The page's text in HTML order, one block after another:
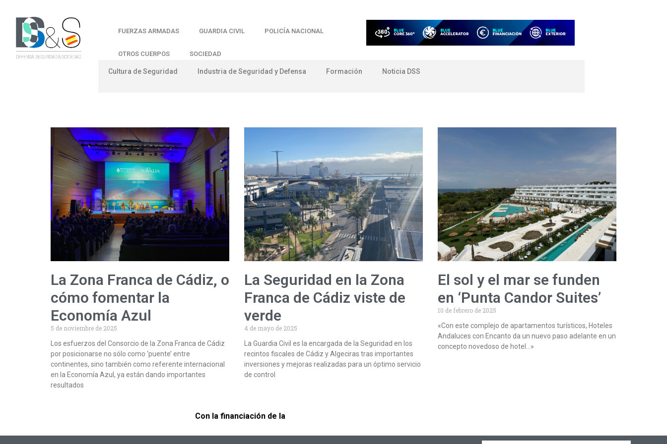
FUERZAS ARMADAS GUARDIA CIVIL POLICÍA NACIONAL
OTROS CUERPOS SOCIEDAD
Cultura de Seguridad Industria de Seguridad y Defensa Formación Noticia DSS
La Zona Franca de Cádiz, o
cómo fomentar la
Economía Azul
5 de noviembre de 2025
Los esfuerzos del Consorcio de la Zona Franca de Cádiz
por posicionarse no sólo como ‘puente’ entre
continentes, sino también como referente internacional
en la Economía Azul, ya están dando importantes
resultados
La Seguridad en la Zona
Franca de Cádiz viste de
verde
4 de mayo de 2025
La Guardia Civil es la encargada de la Seguridad en los
recintos fiscales de Cádiz y Algeciras tras importantes
inversiones y mejoras realizadas para un óptimo servicio
de control
El sol y el mar se funden
en ‘Punta Candor Suites’
10 de febrero de 2025
«Con este complejo de apartamentos turísticos, Hoteles
Andaluces con Encanto da un nuevo paso adelante en un
concepto novedoso de hotel…»
Con la financiación de la